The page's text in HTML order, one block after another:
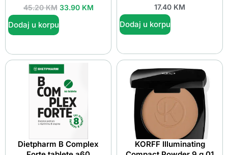
45.20KM 33.90 KM
Dodaj u korpu
17.40 KM
Dodaj u korpu
Dietpharm B Complex
KORFF Illuminating